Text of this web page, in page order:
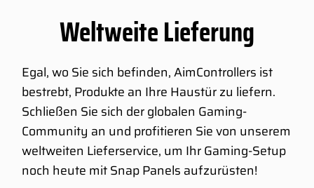
Weltweite Lieferung
Egal, wo Sie sich befinden, AimControllers ist
bestrebt, Produkte an Ihre Haustür zu liefern.
Schließen Sie sich der globalen Gaming-
Community an und profitieren Sie von unserem
weltweiten Lieferservice, um Ihr Gaming-Setup
noch heute mit Snap Panels aufzurüsten!